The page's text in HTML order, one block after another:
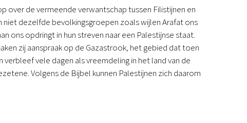
over de vermeende verwantschap tussen Filistijnen en
niet dezelfde bevolkingsgroepen zoals wijlen Arafat ons
ons opdringt in hun streven naar een Palestijnse staat.
zij aanspraak op de Gazastrook, het gebied dat toen
vele dagen als vreemdeling in het land van de
Volgens de Bijbel kunnen Palestijnen zich daarom
Podcast
Magazine
Digitale nieuwsbrief
Agenda
Kinderwerk
Jongerenwerk